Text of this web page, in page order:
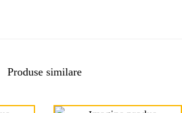
Produse similare